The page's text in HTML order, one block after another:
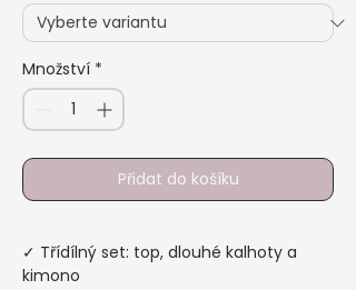
Množství *
Přidat do košíku
✓ Třídílný set: top, dlouhé kalhoty a
kimono